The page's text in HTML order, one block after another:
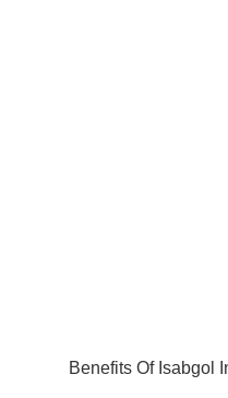
Benefits Of Isabgol